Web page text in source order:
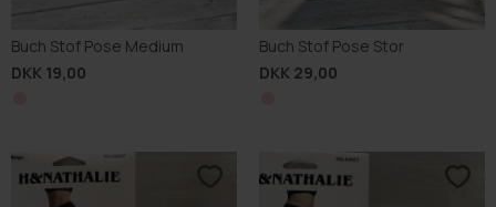
Buch Stof Pose Medium
DKK 19,00
Buch Stof Pose Stor
DKK 29,00